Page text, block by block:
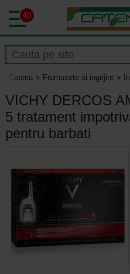
40
Catena Frumusete si ingrijire
VICHY DERCOS
5 tratament
pentru barbati